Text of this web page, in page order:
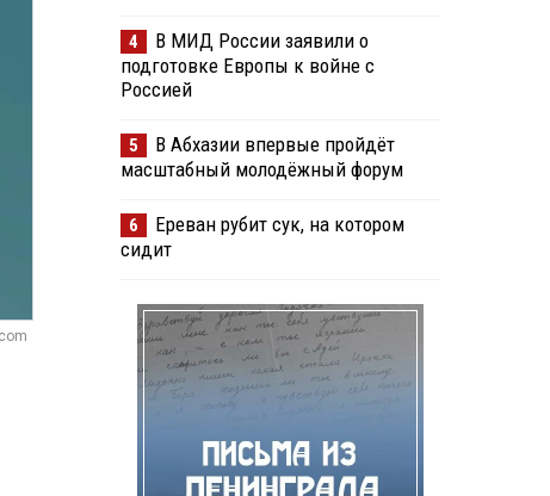
4
В МИД России заявили о
подготовке Европы к войне с
Россией
5
В Абхазии впервые пройдёт
масштабный молодёжный форум
6
Ереван рубит сук, на котором
сидит